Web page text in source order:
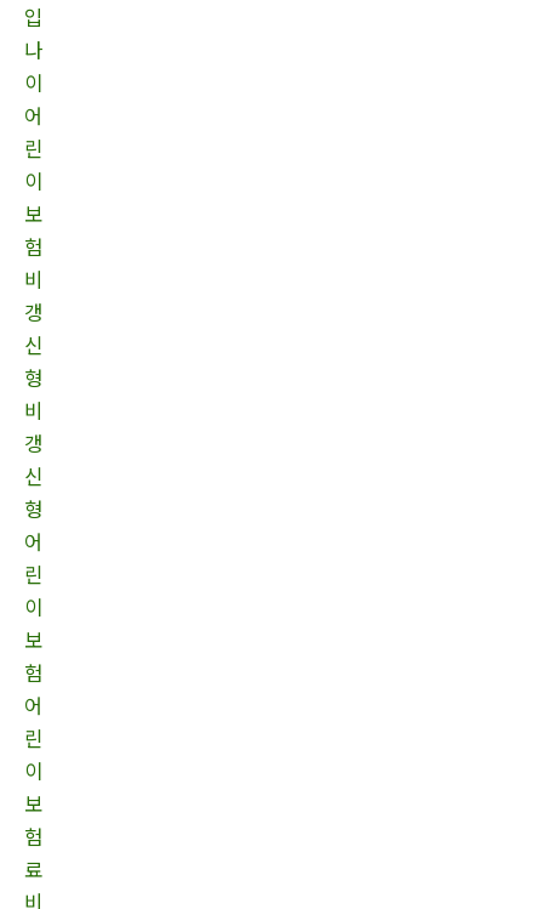
입
나
이
어
린
이
보
험
비
갱
신
형
비
갱
신
형
어
린
이
보
험
어
린
이
보
험
료
비